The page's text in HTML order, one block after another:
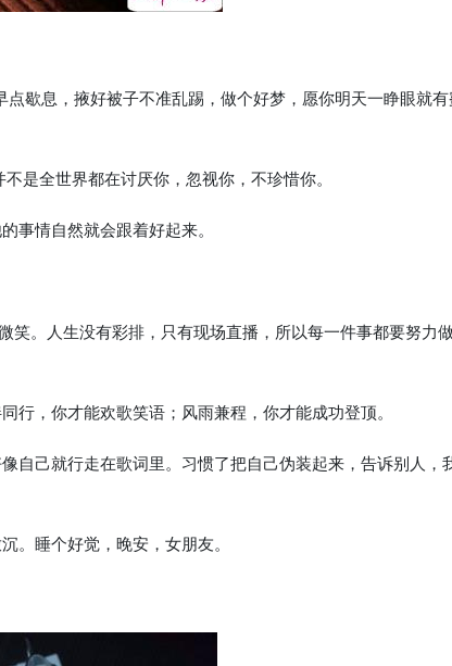
歇息，掖好被子不准乱踢，做个好梦，愿你明天一睁眼就有
是全世界都在讨厌你，忽视你，不珍惜你。
事情自然就会跟着好起来。
。人生没有彩排，只有现场直播，所以每一件事都要努力
行，你才能欢歌笑语；风雨兼程，你才能成功登顶。
自己就行走在歌词里。习惯了把自己伪装起来，告诉别人，
。睡个好觉，晚安，女朋友。